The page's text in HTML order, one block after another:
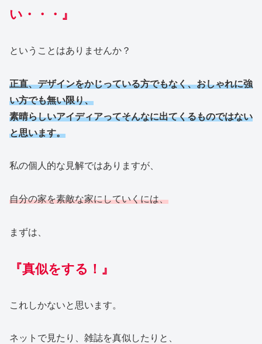
い・・・ 』
ということはありませんか？
正直、デザインをかじっている方でもなく、おしゃれに強
い方でも無い限り、
素晴らしいアイディアってそんなに出てくるものではない
と思います。
私の個人的な見解ではありますが、
自分の家を素敵な家にしていくには、
まずは、
『真似をする！ 』
これしかないと思います。
ネットで見たり、雑誌を真似したりと、